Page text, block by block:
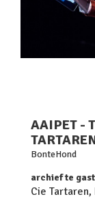
AAIPET -
BonteHond
archief te gast
Cie Tartaren,